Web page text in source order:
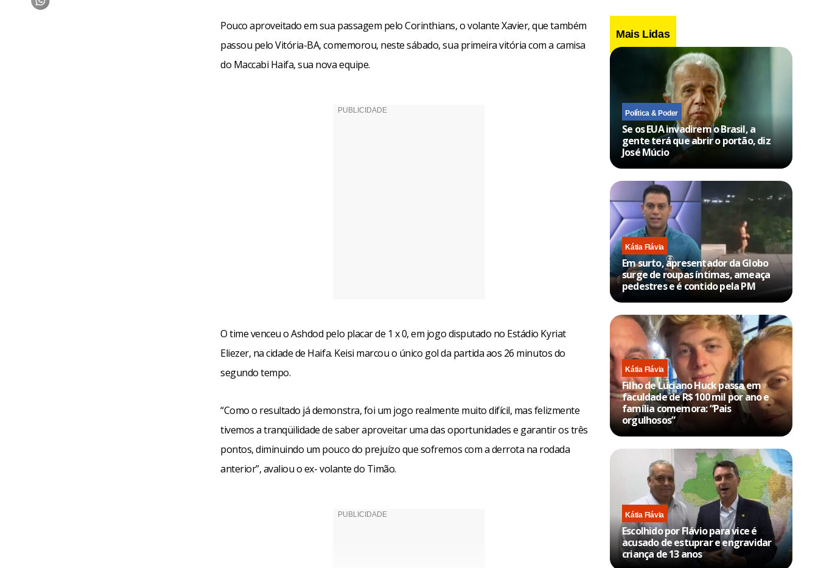
Pouco aproveitado em sua passagem pelo Corinthians, o volante Xavier, que também
passou pelo Vitória-BA, comemorou, neste sábado, sua primeira vitória com a camisa
do Maccabi Haifa, sua nova equipe.
O time venceu o Ashdod pelo placar de 1 x 0, em jogo disputado no Estádio Kyriat
Eliezer, na cidade de Haifa. Keisi marcou o único gol da partida aos 26 minutos do
segundo tempo.
“Como o resultado já demonstra, foi um jogo realmente muito difícil, mas felizmente
tivemos a tranqüilidade de saber aproveitar uma das oportunidades e garantir os três
pontos, diminuindo um pouco do prejuízo que sofremos com a derrota na rodada
anterior”, avaliou o ex- volante do Timão.
Mais Lidas
Política & Poder
Se os EUA invadirem o Brasil, a
gente terá que abrir o portão, diz
José Múcio
Kátia Flávia
Em surto, apresentador da Globo
surge de roupas íntimas, ameaça
pedestres e é contido pela PM
Kátia Flávia
Filho de Luciano Huck passa em
faculdade de R$ 100 mil por ano e
família comemora: “Pais
orgulhosos”
Kátia Flávia
Escolhido por Flávio para vice é
acusado de estuprar e engravidar
criança de 13 anos